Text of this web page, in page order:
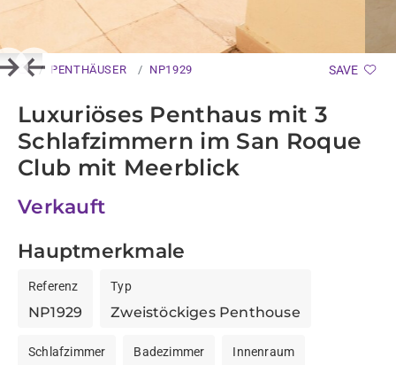
Previous
Next PENTHÄUSER NP1929 SAVE
Luxuriöses Penthaus mit 3
Schlafzimmern im San Roque
Club mit Meerblick
Verkauft
Hauptmerkmale
Referenz
NP1929
Typ
Zweistöckiges Penthouse
Schlafzimmer Badezimmer Innenraum